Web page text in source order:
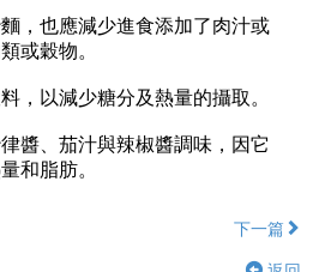
，也應減少進食添加了肉汁或
或穀物。
，以減少糖分及熱量的攝取。
醬、茄汁與辣椒醬調味，因它
和脂肪。
下一篇